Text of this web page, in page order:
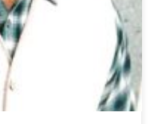
un repaso a los actores
han dejado en el